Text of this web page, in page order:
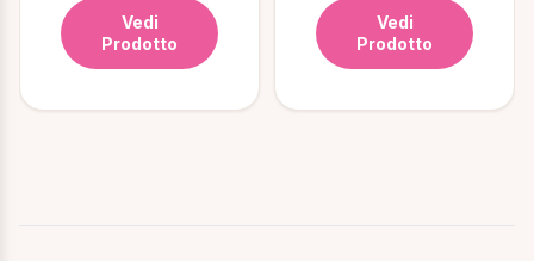
Vedi
Prodotto
Vedi
Prodotto